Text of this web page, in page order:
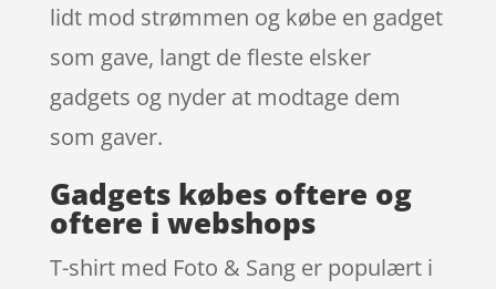
lidt mod strømmen og købe en gadget
som gave, langt de fleste elsker
gadgets og nyder at modtage dem
som gaver.
Gadgets købes oftere og
oftere i webshops
T-shirt med Foto & Sang er populært i